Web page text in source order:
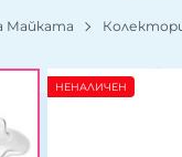
Майката
НЕНАЛИЧЕН